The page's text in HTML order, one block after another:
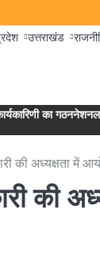
उत्तराखंड
का गठननेशनल स्तर
की अध्यक्षता में
की